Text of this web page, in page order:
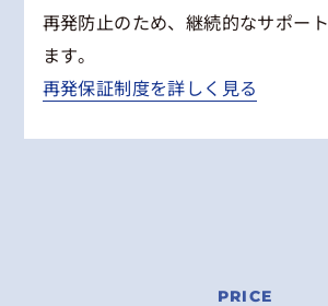
再発防止のため、継続的なサポー
ます。
再発保証制度を詳しく見る